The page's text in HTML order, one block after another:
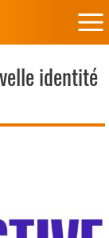
identité